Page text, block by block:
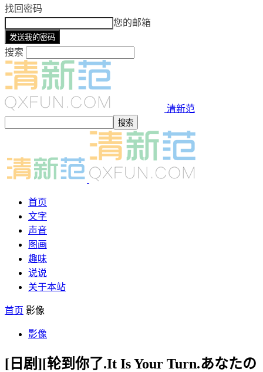
找回密码
您的邮箱
搜索
清新范
首页
文字
声音
图画
趣味
说说
关于本站
首页 影像
影像
[日剧][轮到你了.It Is Your Turn.あなたの